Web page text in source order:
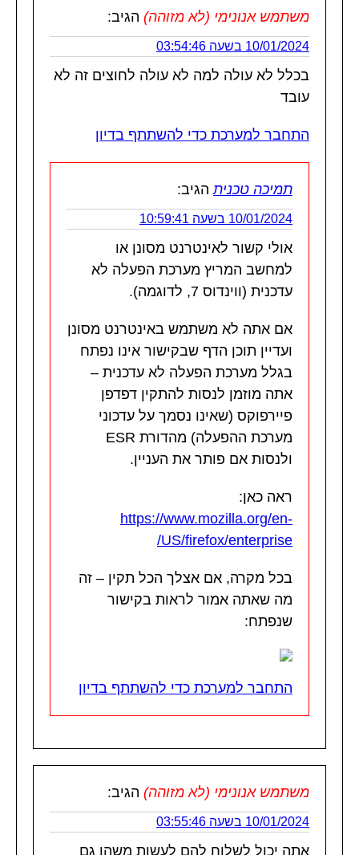
משתמש אנונימי (לא מזוהה) הגיב:
10/01/2024 בשעה 03:54:46
בכלל לא עולה למה לא עולה לחוצים זה לא
עובד
התחבר למערכת כדי להשתתף בדיון
תמיכה טכנית הגיב:
10/01/2024 בשעה 10:59:41
אולי קשור לאינטרנט מסונן או
למחשב המריץ מערכת הפעלה לא
עדכנית (ווינדוס 7, לדוגמה).
אם אתה לא משתמש באינטרנט מסונן
ועדיין תוכן הדף שבקישור אינו נפתח
בגלל מערכת הפעלה לא עדכנית –
אתה מוזמן לנסות להתקין דפדפן
פיירפוקס (שאינו נסמך על עדכוני
מערכת ההפעלה) מהדורת ESR
ולנסות אם פותר את העניין.
ראה כאן:
https://www.mozilla.org/en-
US/firefox/enterprise/
בכל מקרה, אם אצלך הכל תקין – זה
מה שאתה אמור לראות בקישור
שנפתח:
התחבר למערכת כדי להשתתף בדיון
משתמש אנונימי (לא מזוהה) הגיב:
10/01/2024 בשעה 03:55:46
אתה יכול לשלוח להם לעשות משהו גם